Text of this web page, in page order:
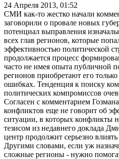
24 Апреля 2013, 01:52
СМИ как-то жестко начали
заговорили о провале новых
потенциал выправления
всех глав регионов, которые
эффективностью политической
продолжается процесс
часто не имея опыта публичной
регионов приобретают его
ошибках. Тенденция к поиску
политических компромиссов
Согласен с комментарием
конфликтов еще не говорит об
ситуации, в которых конфликты
тезисом из недавнего доклада
центр продолжит серьезно
Другими словами, если уж
сложные регионы - нужно